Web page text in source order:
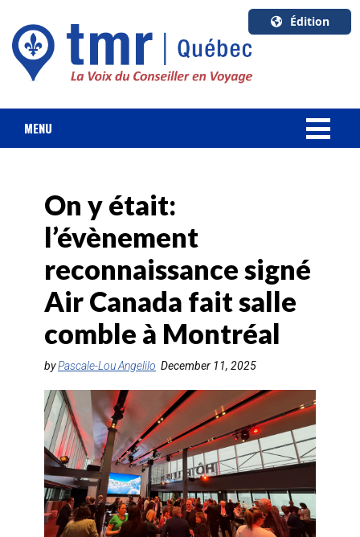
Édition
U.S.A.
English
Canada
MENU
FORFAIT VACANCES
CROISIÈRES
HOTELS & RESORTS
DESTINATIONS
AGENTS DE VOYAGE
FORMATION & RESSOURCES
On y était:
l’évènement
reconnaissance signé
Air Canada fait salle
comble à Montréal
byPascale-Lou Angelilo December 11, 2025